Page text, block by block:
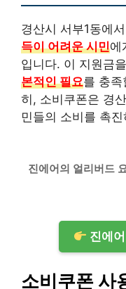
경산시 서부1동에
득이 어려운 시민에
입니다. 이 지원금
본적인 필요를 충
히, 소비쿠폰은 경
민들의 소비를 촉
진에어의 얼리버드
진에
소비쿠폰 사